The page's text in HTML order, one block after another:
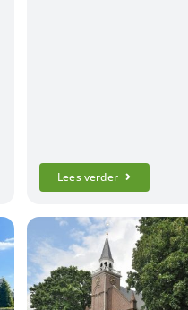
Lees verder